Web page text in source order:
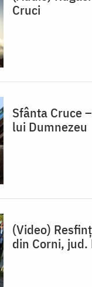
Cruci
Sfânta Cruce
lui Dumnezeu
(Video)
din Corni, jud.